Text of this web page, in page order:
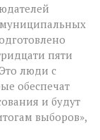
муниципальных
пяти
люди с
обеспечат
и будут
выборов»,